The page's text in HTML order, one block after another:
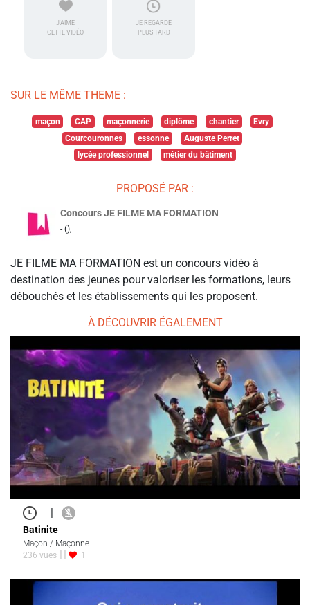
J'AIME
CETTE VIDÉO
JE REGARDE
PLUS TARD
SUR LE MÊME THEME :
maçon CAP maçonnerie diplôme chantier
Evry
Courcouronnes
essonne
Auguste Perret
lycée professionnel
métier du bâtiment
PROPOSÉ PAR :
Concours JE FILME MA FORMATION
- (),
JE FILME MA FORMATION est un concours vidéo à
destination des jeunes pour valoriser les formations, leurs
débouchés et les établissements qui les proposent.
À DÉCOUVRIR ÉGALEMENT
|
Batinite
Maçon / Maçonne
236 vues
1